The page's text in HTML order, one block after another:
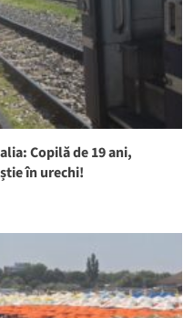
Copilă de 19 ani,
în urechi!